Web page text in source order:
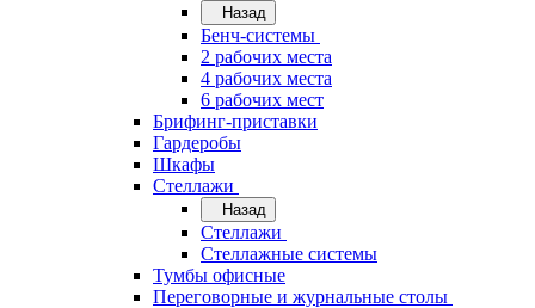
Назад
Бенч-системы
2 рабочих места
4 рабочих места
6 рабочих мест
Брифинг-приставки
Гардеробы
Шкафы
Стеллажи
Назад
Стеллажи
Стеллажные системы
Тумбы офисные
Переговорные и журнальные столы